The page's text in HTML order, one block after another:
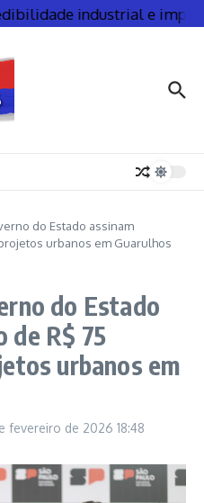
industrial e
do Estado assinam
urbanos em Guarulhos
do Estado
de R$ 75
urbanos em
fevereiro de 2026 18:48